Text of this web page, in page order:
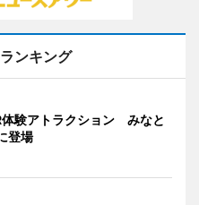
ンキング
体験アトラクション みなと
登場